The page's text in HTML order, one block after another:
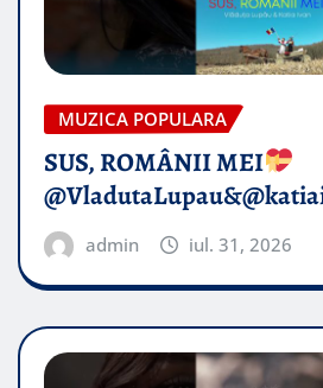
MUZICA POPULARA
SUS, ROMÂNII MEI
admin iul. 31, 2026